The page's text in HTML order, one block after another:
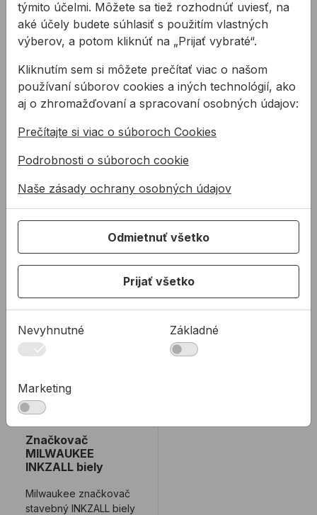
Značkovač
PERMANENT
- liehový, okrúhly hrot v
od1,53 €
Na sklade
Značkovač
MILWAUKEE
popisovač INKZALL™
2,80 €/ks
Na sklade
Značkovač MILWAUKEE INKZALL biely
Značkovač
MILWAUKEE
INKZALL biely
Milwaukee značkovač
stavebný INKZALL biely
týmito účelmi. Môžete sa tiež rozhodnúť uviesť, na
aké účely budete súhlasiť s použitím vlastných
výberov, a potom kliknúť na „Prijať vybraté“.
Kliknutím sem si môžete prečítať viac o našom
používaní súborov cookies a iných technológií, ako
aj o zhromažďovaní a spracovaní osobných údajov:
Prečítajte si viac o súboroch Cookies
Podrobnosti o súboroch cookie
Naše zásady ochrany osobných údajov
Odmietnuť všetko
Prijať všetko
Nevyhnutné Základné
Marketing